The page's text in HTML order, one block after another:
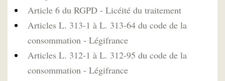
Article 6 du RGPD - Licéité du traitement
Articles L. 313-1 à L. 313-64 du code de la
consommation - Légifrance
Articles L. 312-1 à L. 312-95 du code de la
consommation - Légifrance